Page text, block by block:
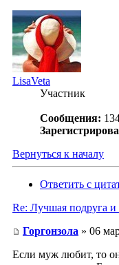
LisaVeta
Участник
Сообщения:
Вернуться к началу
Ответить с
Re: Лучшая подруга
Горгонзола » 06
Если муж любит, то